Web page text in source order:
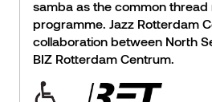
samba as the common
programme. Jazz Rotterdam
collaboration between North
BIZ Rotterdam Centrum.